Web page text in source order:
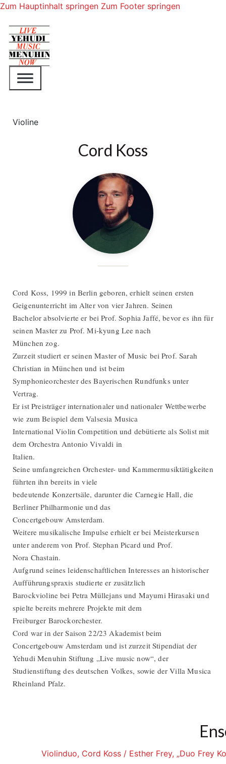
Zum Hauptinhalt springen Zum Footer springen
Violine
Cord Koss
Cord Koss, 1999 in Berlin geboren, erhielt seinen ersten
Geigenunterricht im Alter von vier Jahren. Seinen
Bachelor absolvierte er bei Prof. Sophia Jaffé, bevor es ihn für
seinen Master zu Prof. Mi-kyung Lee nach
München zog.
Zurzeit studiert er seinen Master of Music bei Prof. Sarah
Christian in München und ist beim
Symphonieorchester des Bayerischen Rundfunks unter
Vertrag.
Er ist Preisträger internationaler und nationaler Wettbewerbe
wie zum Beispiel dem Valsesia Musica
International Violin Competition und debütierte als Solist mit
dem Orchestra Antonio Vivaldi in
Italien.
Seine umfangreichen Orchester- und Kammermusiktätigkeiten
führten ihn bereits in viele
bedeutende Konzertsäle, darunter die Carnegie Hall, die
Berliner Philharmonie und das
Concertgebouw Amsterdam.
Weitere musikalische Impulse erhielt er bei Meisterkursen
unter anderem von Prof. Stephan Picard und Prof.
Nora Chastain.
Aufgrund seines leidenschaftlichen Interesses an historischer
Aufführungspraxis studierte er zusätzlich
Barockvioline bei Petra Müllejans und Mayumi Hirasaki und
spielte bereits mehrere Projekte mit dem
Freiburger Barockorchester.
Cord war in der Saison 22/23 Akademist beim
Concertgebouw Amsterdam und ist zurzeit Stipendiat der
Yehudi Menuhin Stiftung „Live music now“, der
Studienstiftung des deutschen Volkes, sowie der Villa Musica
Rheinland Pfalz.
Violinduo, Cord Koss / Esther Frey, „Duo Frey